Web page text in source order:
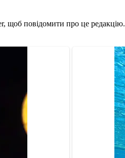
щоб повідомити про це редакцію.